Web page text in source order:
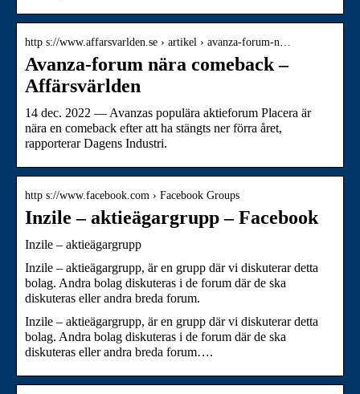
http s://www.affarsvarlden.se › artikel › avanza-forum-n…
Avanza-forum nära comeback –
Affärsvärlden
14 dec. 2022 — Avanzas populära aktieforum Placera är
nära en comeback efter att ha stängts ner förra året,
rapporterar Dagens Industri.
http s://www.facebook.com › Facebook Groups
Inzile – aktieägargrupp – Facebook
Inzile – aktieägargrupp
Inzile – aktieägargrupp, är en grupp där vi diskuterar detta
bolag. Andra bolag diskuteras i de forum där de ska
diskuteras eller andra breda forum.
Inzile – aktieägargrupp, är en grupp där vi diskuterar detta
bolag. Andra bolag diskuteras i de forum där de ska
diskuteras eller andra breda forum….